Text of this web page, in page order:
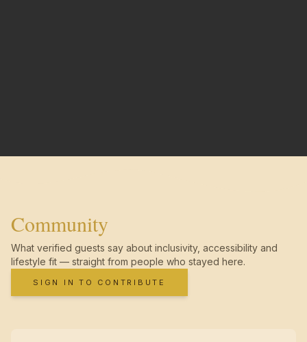
Community
What verified guests say about inclusivity, accessibility and
lifestyle fit — straight from people who stayed here.
SIGN IN TO CONTRIBUTE